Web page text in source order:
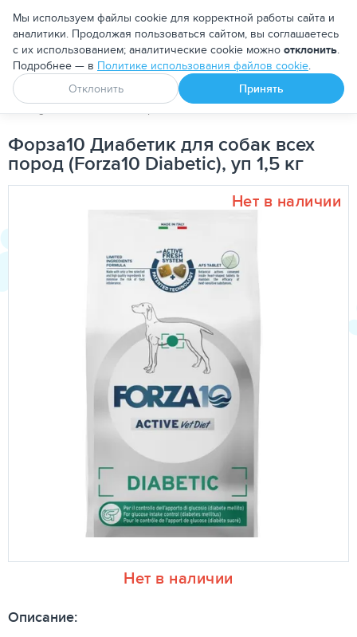
Москва
Апоквел Ветмедин От блох и клещей
PetDog Собакам Корма для собак Лечебно-
Форза10 Диабетик для собак всех
пород (Forza10 Diabetic), уп 1,5 кг
Нет в наличии
Нет в наличии
Описание:
Мы используем файлы cookie для корректной работы сайта и
аналитики. Продолжая пользоваться сайтом, вы соглашаетесь
с их использованием; аналитические cookie можно отклонить.
Подробнее — в Политике использования файлов cookie.
Отклонить
Принять